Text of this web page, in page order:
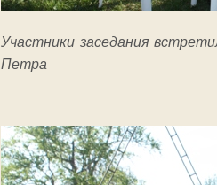
Участники заседания
Петра